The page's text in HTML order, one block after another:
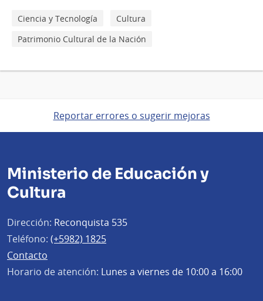
Ciencia y Tecnología
Cultura
Patrimonio Cultural de la Nación
Reportar errores o sugerir mejoras
Ministerio de Educación y
Cultura
Dirección: Reconquista 535
Teléfono: (+5982) 1825
Contacto
Horario de atención: Lunes a viernes de 10:00 a 16:00